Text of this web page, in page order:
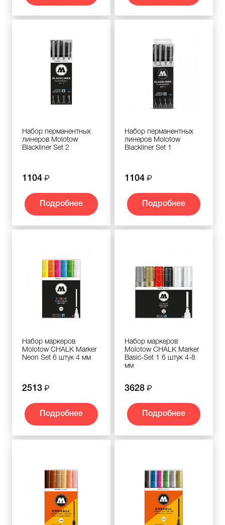
Набор перманентных
линеров Molotow
Blackliner Set 2
1104
Подробнее
Набор перманентных
линеров Molotow
Blackliner Set 1
1104
Подробнее
Набор маркеров
Molotow CHALK Marker
Neon Set 6 штук 4 мм
2513
Подробнее
Набор маркеров
Molotow CHALK Marker
Basic-Set 1 6 штук 4-8
мм
3628
Подробнее